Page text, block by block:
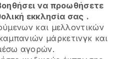
να προωθήσετε
εκκλησία σας .
και μελλοντικών
μάρκετινγκ και
αγορών.